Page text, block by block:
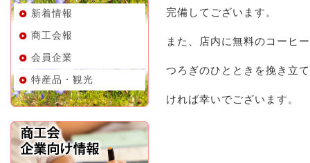
新着情報
商工会報
会員企業
特産品・観光
完備してございます。
また、店内に無料のコーヒ
つろぎのひとときを挽き立
ければ幸いでございます。